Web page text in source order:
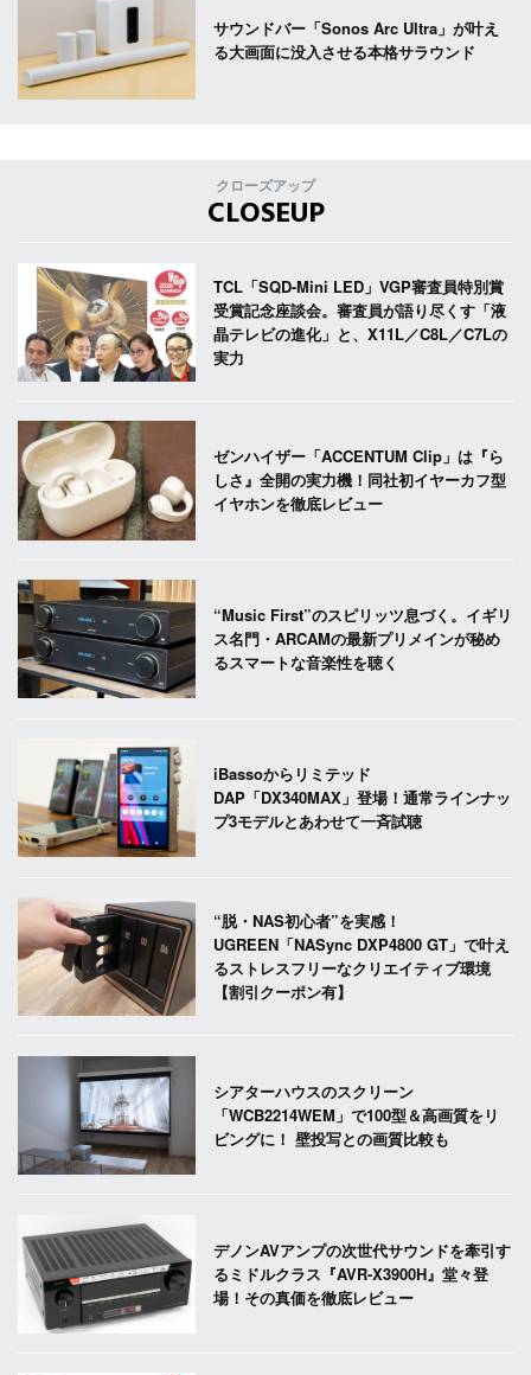
サウンドバー「Sonos Arc Ultra」が叶え
る大画面に没入させる本格サラウンド
クローズアップ
CLOSEUP
TCL「SQD-Mini LED」VGP審査員特別賞
受賞記念座談会。審査員が語り尽くす「液
晶テレビの進化」と、X11L／C8L／C7Lの
実力
ゼンハイザー「ACCENTUM Clip」は『ら
しさ』全開の実力機！同社初イヤーカフ型
イヤホンを徹底レビュー
“Music First”のスピリッツ息づく。イギリ
ス名門・ARCAMの最新プリメインが秘め
るスマートな音楽性を聴く
iBassoからリミテッド
DAP「DX340MAX」登場！通常ラインナッ
プ3モデルとあわせて一斉試聴
“脱・NAS初心者”を実感！
UGREEN「NASync DXP4800 GT」で叶え
るストレスフリーなクリエイティブ環境
【割引クーポン有】
シアターハウスのスクリーン
「WCB2214WEM」で100型＆高画質をリ
ビングに！ 壁投写との画質比較も
デノンAVアンプの次世代サウンドを牽引す
るミドルクラス『AVR-X3900H』堂々登
場！その真価を徹底レビュー